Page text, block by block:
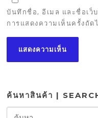
บันทึกชื่อ, อีเมล และชื่อเว็
การแสดงความเห็นครั้งถัด
ค้นหาสินค้า |
ค้นหา